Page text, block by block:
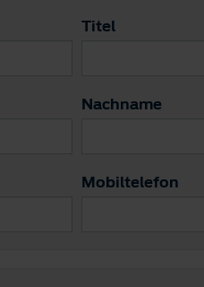
Titel
Nachname
Mobiltelefon